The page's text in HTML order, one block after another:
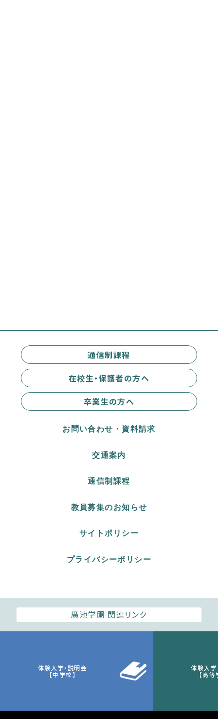
体験入学・説明会
【中学校】
体験入学
【高等
通信制課程
在校生・保護者の方へ
卒業生の方へ
お問い合わせ・資料請求
交通案内
通信制課程
教員募集のお知らせ
サイトポリシー
プライバシーポリシー
廣池学園 関連リンク
麗澤幼稚園